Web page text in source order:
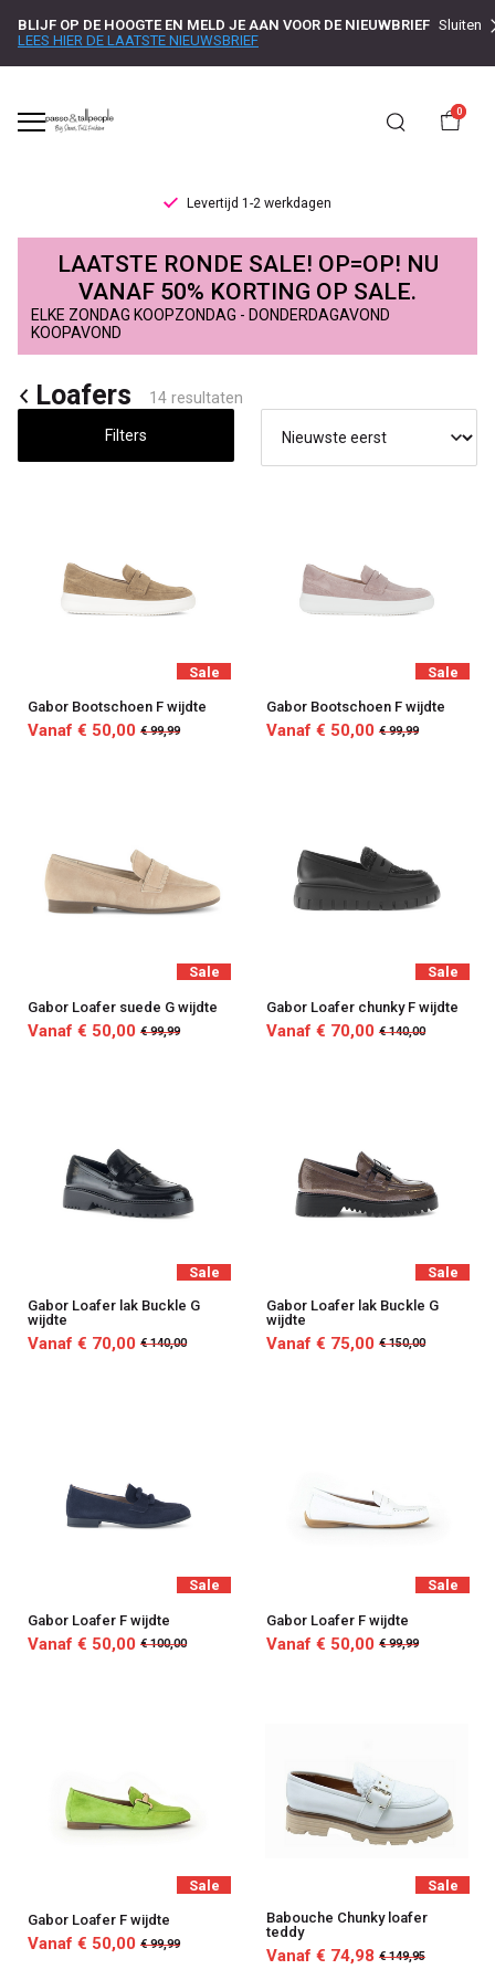
BLIJF OP DE HOOGTE EN MELD JE AAN VOOR DE NIEUWBRIEF
LEES HIER DE LAATSTE NIEUWSBRIEF
Sluiten
0
Levertijd 1-2 werkdagen
Loafers
Passo
LAATSTE RONDE SALE! OP=OP! NU
VANAF 50% KORTING OP SALE.
ELKE ZONDAG KOOPZONDAG - DONDERDAGAVOND
KOOPAVOND
Loafers 14 resultaten
Filters
Sale
Gabor Bootschoen F wijdte
Vanaf € 50,00 € 99,99
Sale
Gabor Bootschoen F wijdte
Vanaf € 50,00 € 99,99
Sale
Gabor Loafer suede G wijdte
Vanaf € 50,00 € 99,99
Sale
Gabor Loafer chunky F wijdte
Vanaf € 70,00 € 140,00
Sale
Gabor Loafer lak Buckle G
wijdte
Vanaf € 70,00 € 140,00
Sale
Gabor Loafer lak Buckle G
wijdte
Vanaf € 75,00 € 150,00
Sale
Gabor Loafer F wijdte
Vanaf € 50,00 € 100,00
Sale
Gabor Loafer F wijdte
Vanaf € 50,00 € 99,99
Sale
Gabor Loafer F wijdte
Vanaf € 50,00 € 99,99
Sale
Babouche Chunky loafer
teddy
Vanaf € 74,98 € 149,95